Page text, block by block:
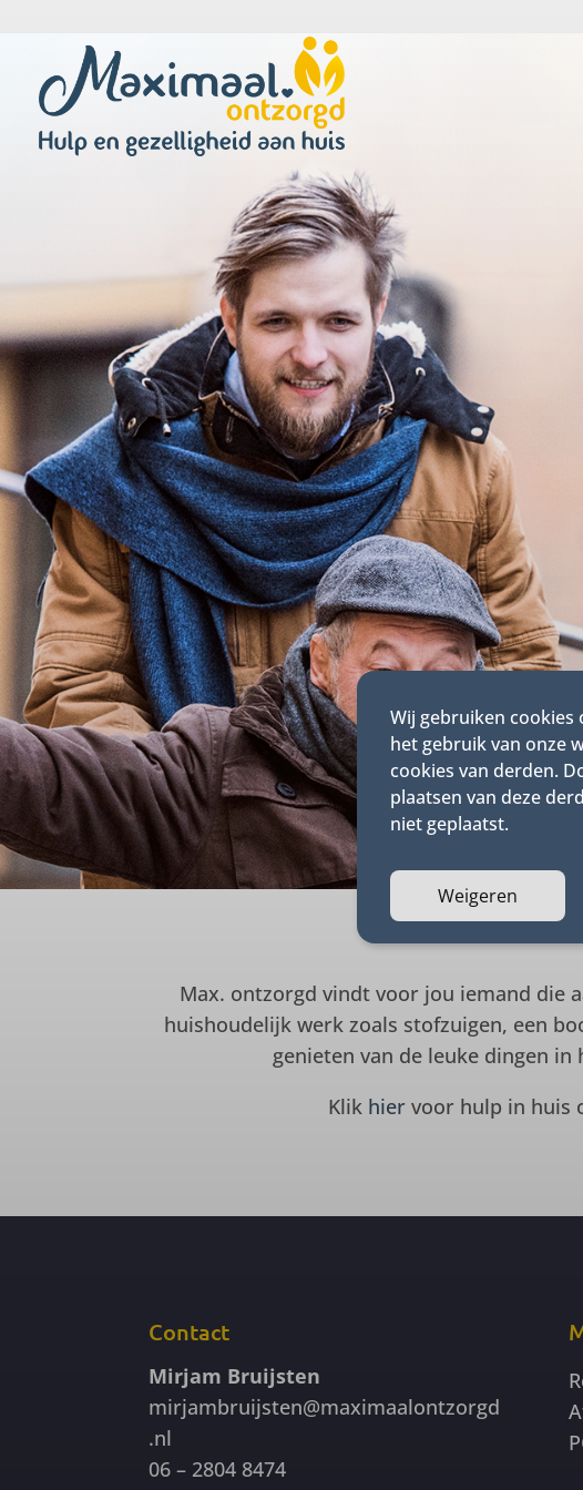
Max. ontzorgd vindt voor jou iemand die
huishoudelijk werk zoals stofzuigen, een
genieten van de leuke dingen
Klik hiervoor hulp in huis
Contact
Mirjam Bruijsten
mirjambruijsten@maximaalontzorgd
.nl
06 – 2804 8474
Wij gebruiken cookies
het gebruik van onze
cookies van derden.
plaatsen van deze
niet geplaatst.
Weigeren